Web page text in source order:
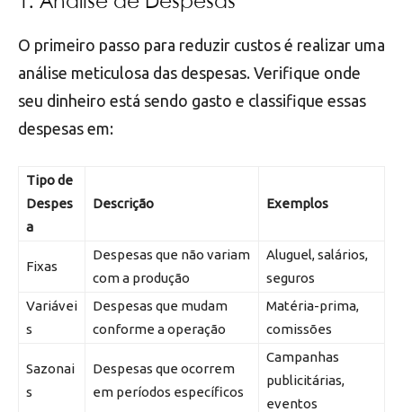
O primeiro passo para reduzir custos é realizar uma
análise meticulosa das despesas. Verifique onde
seu dinheiro está sendo gasto e classifique essas
despesas em:
Tipo de
Despes
a
Descrição Exemplos
Fixas
Despesas que não variam
com a produção
Aluguel, salários,
seguros
Variávei
s
Despesas que mudam
conforme a operação
Matéria-prima,
comissões
Sazonai
s
Despesas que ocorrem
em períodos específicos
Campanhas
publicitárias,
eventos